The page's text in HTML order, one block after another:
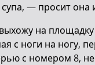
— просит она
на
с ноги на ногу,
с номером 8,